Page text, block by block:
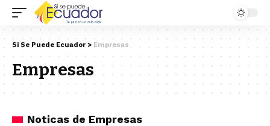
Si Se Puede Ecuador > Empresas
Empresas
Noticas de Empresas